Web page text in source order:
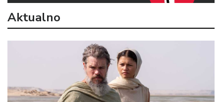
Aktualno